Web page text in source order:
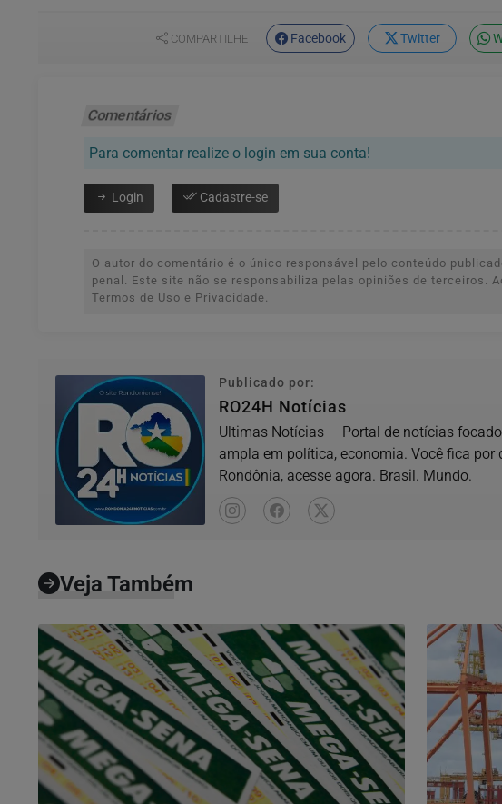
COMPARTILHE Facebook Twitter
Comentários
Para comentar realize o login em sua conta!
Login Cadastre-se
O autor do comentário é o único responsável pelo conteúdo
penal. Este site não se responsabiliza pelas opiniões de terceiros.
Termos de Uso e Privacidade.
Publicado por:
RO24H Notícias
Ultimas Notícias — Portal de notícias
ampla em política, economia. Você fica por
Rondônia, acesse agora. Brasil. Mundo.
Veja Também